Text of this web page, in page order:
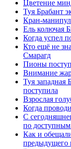
Цветение
Туя Брабант
Кран-
Ель колючая
Когда успел
Кто ещё не
Смарагд
Пионы
Внимание
Туя западная
поступила
Взрослая
Когда
С
по
Как и
предыдущего